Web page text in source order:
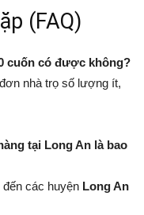
(FAQ)
cuốn có được không?
nhà trọ số lượng ít,
tại Long An là bao
các huyện Long An